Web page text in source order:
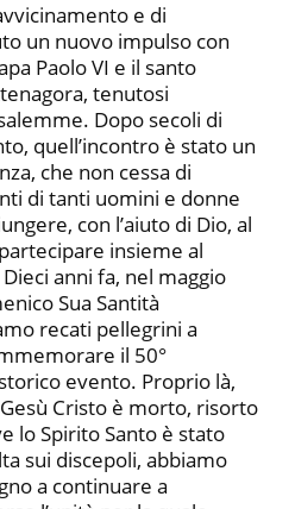
e di
un nuovo impulso con
Paolo VI e il santo
tenutosi
Dopo secoli di
quell’incontro è stato un
che non cessa di
di tanti uomini e donne
con l’aiuto di Dio, al
insieme al
anni fa, nel maggio
Sua Santità
recati pellegrini a
il 50°
evento. Proprio là,
Cristo è morto, risorto
lo Spirito Santo è stato
sui discepoli, abbiamo
a continuare a